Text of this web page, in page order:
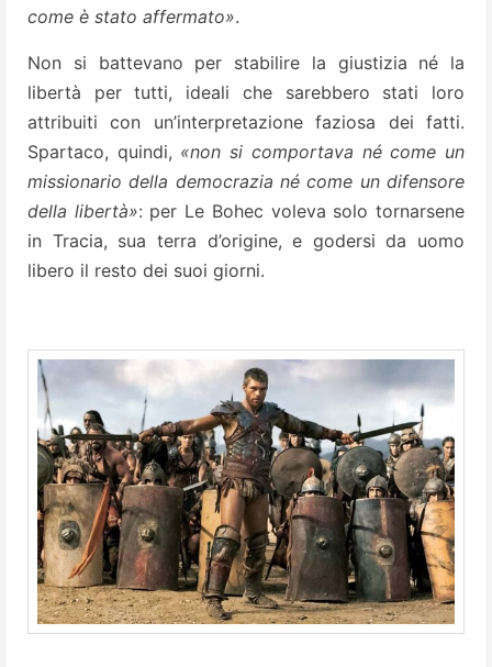
come è stato affermato».
Non si battevano per stabilire la giustizia né la
libertà per tutti, ideali che sarebbero stati loro
attribuiti con un’interpretazione faziosa dei fatti.
Spartaco, quindi, «non si comportava né come un
missionario della democrazia né come un difensore
della libertà»: per Le Bohec voleva solo tornarsene
in Tracia, sua terra d’origine, e godersi da uomo
libero il resto dei suoi giorni.